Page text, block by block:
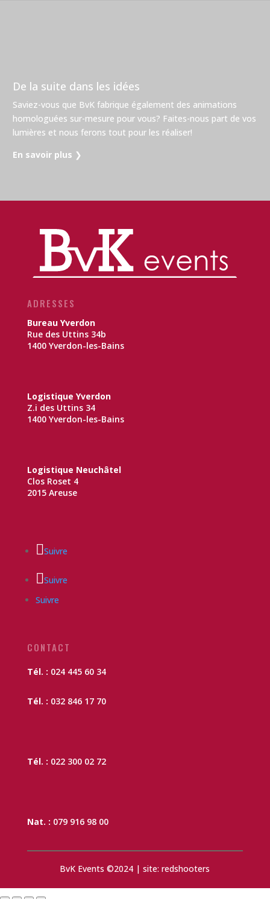
De la suite dans les idées
Saviez-vous que BvK fabrique également des animations
homologuées sur-mesure pour vous? Faites-nous part de vos
lumières et nous ferons tout pour les réaliser!
En savoir plus ❯
ADRESSES
Bureau Yverdon
Rue des Uttins 34b
1400 Yverdon-les-Bains
Logistique Yverdon
Z.i des Uttins 34
1400 Yverdon-les-Bains
Logistique Neuchâtel
Clos Roset 4
2015 Areuse
Suivre
Suivre
Suivre
CONTACT
Tél. : 024 445 60 34
Tél. : 032 846 17 70
Tél. : 022 300 02 72
Nat. : 079 916 98 00
BvK Events ©2024 | site: redshooters